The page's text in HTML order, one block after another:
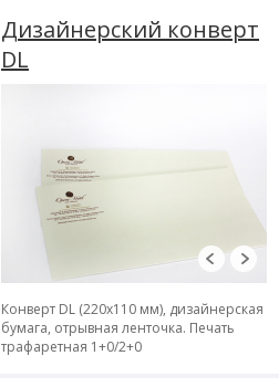
Дизайнерский конверт
DL
Конверт DL (220х110 мм), дизайнерская
бумага, отрывная ленточка. Печать
трафаретная 1+0/2+0